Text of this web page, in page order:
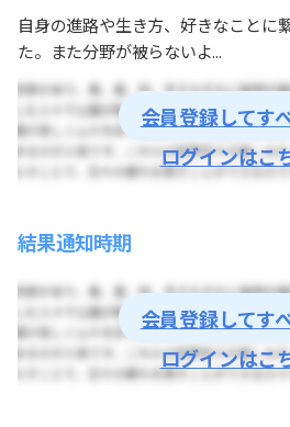
自身の進路や生き方、好きなことに
た。また分野が被らないよ...
会員登録してす
ログインはこ
結果通知時期
会員登録してす
ログインはこ